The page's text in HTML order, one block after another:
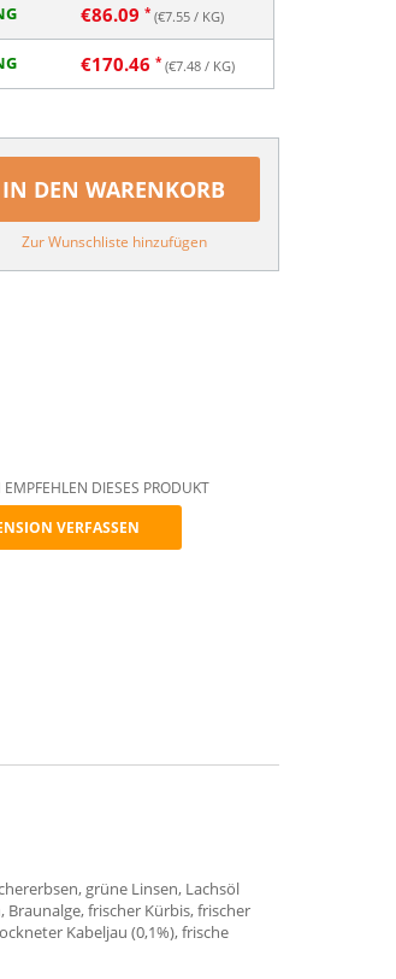
€86.09 (€7.55/ KG)
€170.46 (€7.48/ KG)
IN DEN WARENKORB
Zur Wunschliste hinzufügen
DIESES PRODUKT
VERFASSEN
grüne Linsen, Lachsöl
Braunalge, frischer Kürbis, frischer
Kabeljau (0,1%), frische